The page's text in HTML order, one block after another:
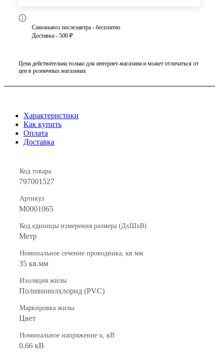
Самовывоз послезавтра - бесплатно
Доставка - 500 ₽
Цена действительна только для интернет-магазина и может отличаться от
цен в розничных магазинах
Характеристики
Как купить
Оплата
Доставка
Код товара
797001527
Артикул
M0001065
Код единицы измерения размера (ДхШхВ)
Метр
Номинальное сечение проводника, кв.мм
35 кв.мм
Изоляция жилы
Поливинилхлорид (PVC)
Маркировка жилы
Цвет
Номинальное напряжение u, кВ
0.66 кВ